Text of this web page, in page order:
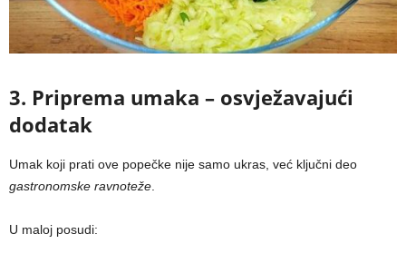
3. Priprema umaka – osvježavajući
dodatak
Umak koji prati ove popečke nije samo ukras, već ključni deo
gastronomske ravnoteže
U maloj posudi: